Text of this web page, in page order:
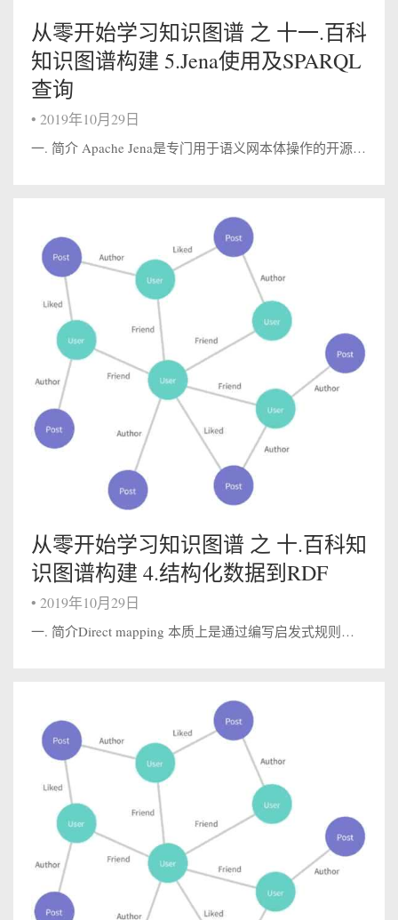
从零开始学习知识图谱 之 十一.百科
知识图谱构建 5.Jena使用及SPARQL
查询
• 2019年10月29日
一. 简介 Apache Jena是专门用于语义网本体操作的开源Java框架，其提供RDF和SPARQL API，来查询、修改本体和进行本体推理，并且提供了TDB和Fuseki来存储和管理三元组。 Fuseki是Jena提供的SP...
从零开始学习知识图谱 之 十.百科知
识图谱构建 4.结构化数据到RDF
• 2019年10月29日
一. 简介Direct mapping 本质上是通过编写启发式规则将数据库中的表转换为RDF三元组, 但该方式灵活性不强。这里我们用 D2RQ 工具，它的主要功能是提供以虚拟的、只读的RDF图形式进入到关系型数据库中。也就是说比如你通...